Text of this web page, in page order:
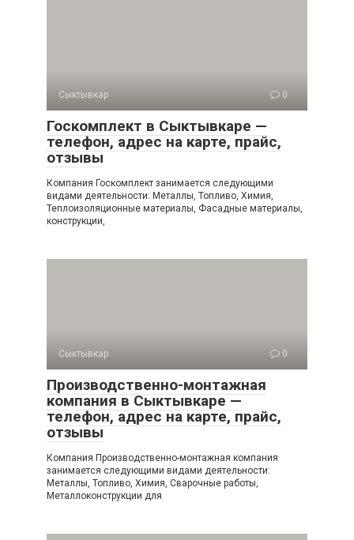
Сыктывкар 0
Госкомплект в Сыктывкаре —
телефон, адрес на карте, прайс,
отзывы
Компания Госкомплект занимается следующими
видами деятельности: Металлы, Топливо, Химия,
Теплоизоляционные материалы, Фасадные материалы,
конструкции,
Сыктывкар 0
Производственно-монтажная
компания в Сыктывкаре —
телефон, адрес на карте, прайс,
отзывы
Компания Производственно-монтажная компания
занимается следующими видами деятельности:
Металлы, Топливо, Химия, Сварочные работы,
Металлоконструкции для